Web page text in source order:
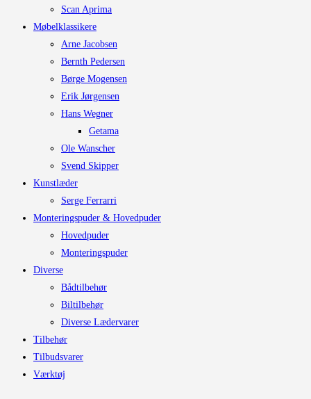
Scan Aprima
Møbelklassikere
Arne Jacobsen
Bernth Pedersen
Børge Mogensen
Erik Jørgensen
Hans Wegner
Getama
Ole Wanscher
Svend Skipper
Kunstlæder
Serge Ferrarri
Monteringspuder & Hovedpuder
Hovedpuder
Monteringspuder
Diverse
Bådtilbehør
Biltilbehør
Diverse Lædervarer
Tilbehør
Tilbudsvarer
Værktøj